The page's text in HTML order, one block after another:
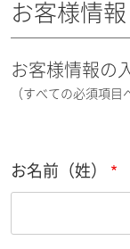
お客様情報
お客様情報の
（すべての必須項目
お名前（姓）